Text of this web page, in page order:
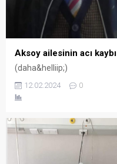
Aksoy ailesinin acı kaybı
(daha&helliip;)
12.02.2024 0